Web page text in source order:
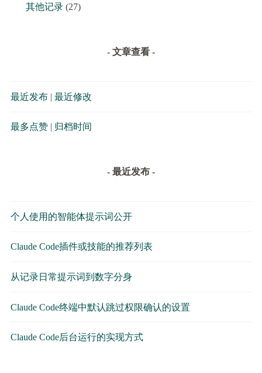
其他记录(27)
- 文章查看 -
最近发布| 最近修改
最多点赞| 归档时间
- 最近发布 -
个人使用的智能体提示词公开
Claude Code插件或技能的推荐列表
从记录日常提示词到数字分身
Claude Code终端中默认跳过权限确认的设置
Claude Code后台运行的实现方式